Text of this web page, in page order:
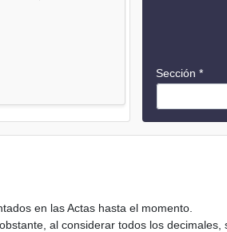
Sección *
en las Actas hasta el momento.
al considerar todos los decimales,